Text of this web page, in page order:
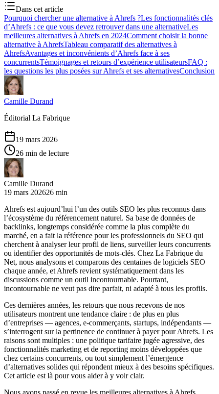
Dans cet article
Pourquoi chercher une alternative à Ahrefs ?Les fonctionnalités clés
d’Ahrefs : ce que vous devez retrouver dans une alternativeLes
meilleures alternatives à Ahrefs en 2024Comment choisir la bonne
alternative à AhrefsTableau comparatif des alternatives à
AhrefsAvantages et inconvénients d’Ahrefs face à ses
concurrentsTémoignages et retours d’expérience utilisateursFAQ :
les questions les plus posées sur Ahrefs et ses alternativesConclusion
Camille Durand
Éditorial La Fabrique
19 mars 2026
26 min de lecture
Camille Durand
19 mars 202626 min
Ahrefs est aujourd’hui l’un des outils SEO les plus reconnus dans
l’écosystème du référencement naturel. Sa base de données de
backlinks, longtemps considérée comme la plus complète du
marché, en a fait la référence pour les professionnels du SEO qui
cherchent à analyser leur profil de liens, surveiller leurs concurrents
ou identifier des opportunités de mots-clés. Chez La Fabrique du
Net, nous analysons et comparons des centaines de logiciels SEO
chaque année, et Ahrefs revient systématiquement dans les
discussions comme un outil incontournable. Pourtant,
incontournable ne veut pas dire parfait, ni adapté à tous les profils.
Ces dernières années, les retours que nous recevons de nos
utilisateurs montrent une tendance claire : de plus en plus
d’entreprises — agences, e-commerçants, startups, indépendants —
s’interrogent sur la pertinence de continuer à payer pour Ahrefs. Les
raisons sont multiples : une politique tarifaire jugée agressive, des
fonctionnalités marketing et de reporting moins développées que
chez certains concurrents, ou tout simplement l’émergence
d’alternatives solides qui répondent mieux à des besoins spécifiques.
Cet article est là pour vous aider à y voir clair.
Nous avons passé en revue les meilleures alternatives à Ahrefs